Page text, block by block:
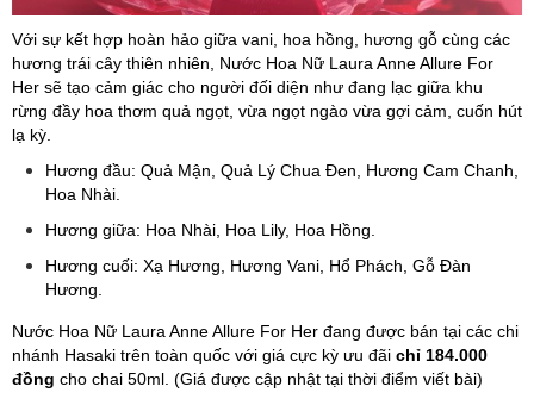
Với sự kết hợp hoàn hảo giữa vani, hoa hồng, hương gỗ cùng các
hương trái cây thiên nhiên, Nước Hoa Nữ Laura Anne Allure For
Her sẽ tạo cảm giác cho người đối diện như đang lạc giữa khu
rừng đầy hoa thơm quả ngọt, vừa ngọt ngào vừa gợi cảm, cuốn hút
lạ kỳ.
Hương đầu: Quả Mận, Quả Lý Chua Đen, Hương Cam Chanh,
Hoa Nhài.
Hương giữa: Hoa Nhài, Hoa Lily, Hoa Hồng.
Hương cuối: Xạ Hương, Hương Vani, Hổ Phách, Gỗ Đàn
Hương.
Nước Hoa Nữ Laura Anne Allure For Her đang được bán tại các chi
nhánh Hasaki trên toàn quốc với giá cực kỳ ưu đãi chỉ 184.000
đồng cho chai 50ml. (Giá được cập nhật tại thời điểm viết bài)